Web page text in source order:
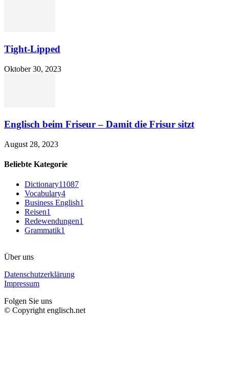
Tight-Lipped
Oktober 30, 2023
Englisch beim Friseur – Damit die Frisur sitzt
August 28, 2023
Beliebte Kategorie
Dictionary11087
Vocabulary4
Business English1
Reisen1
Redewendungen1
Grammatik1
Über uns
Datenschutzerklärung
Impressum
Folgen Sie uns
© Copyright englisch.net